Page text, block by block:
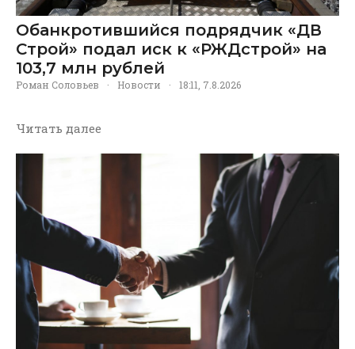
Обанкротившийся подрядчик «ДВ
Строй» подал иск к «РЖДстрой» на
103,7 млн рублей
Роман Соловьев · Новости · 18:11, 7.8.2026
Читать далее